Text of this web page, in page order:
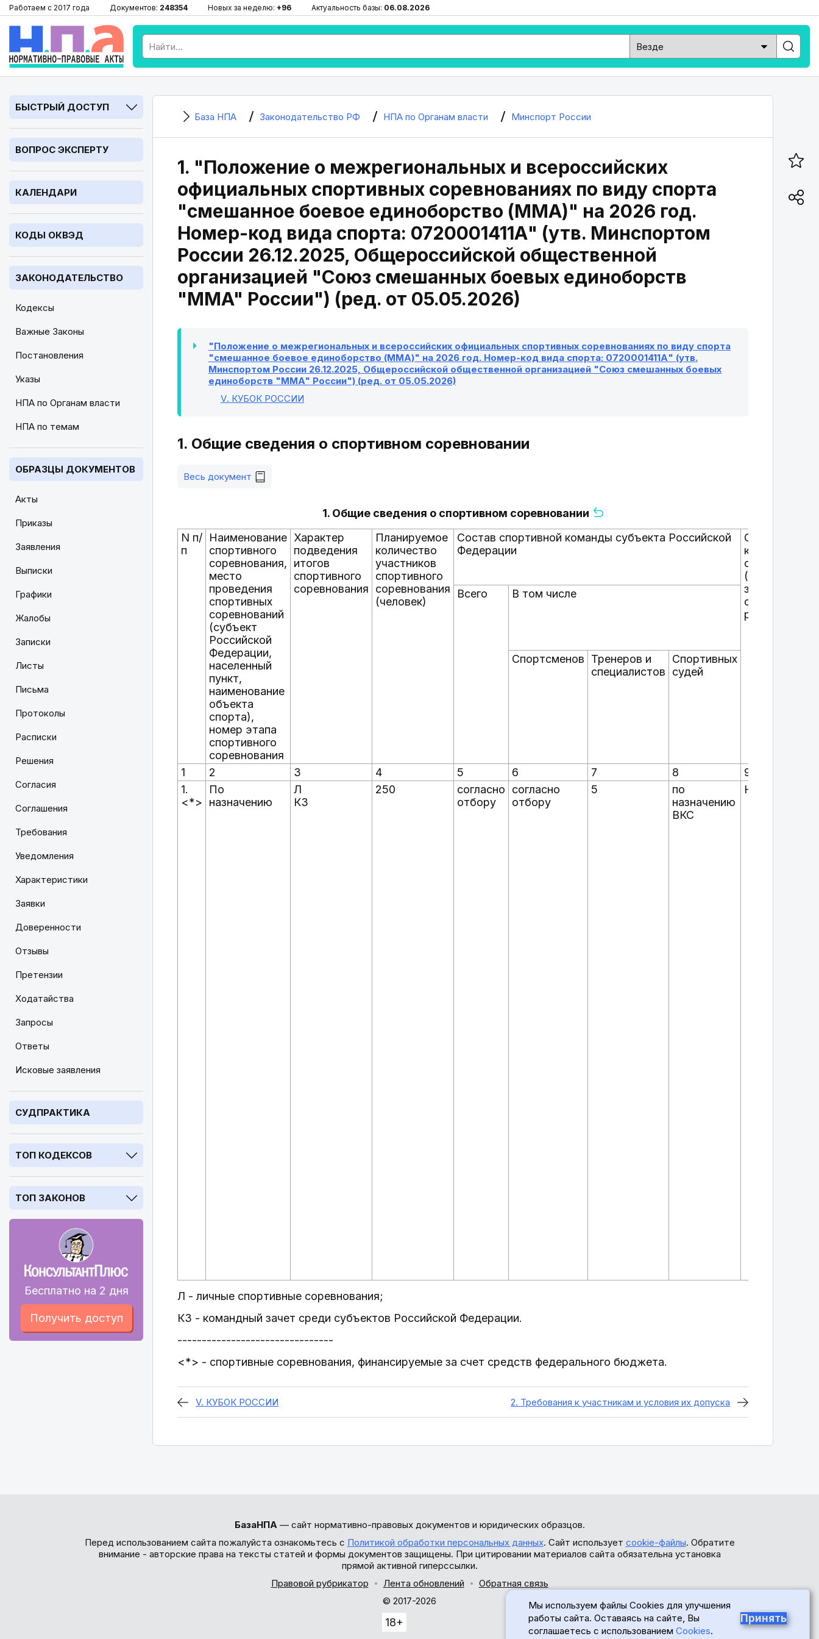
Работаем с 2017 года Документов: 248354 Новых за неделю: +96 Актуальность базы: 06.08.2026
БЫСТРЫЙ ДОСТУП
ВОПРОС ЭКСПЕРТУ
КАЛЕНДАРИ
КОДЫ ОКВЭД
ЗАКОНОДАТЕЛЬСТВО
Кодексы
Важные Законы
Постановления
Указы
НПА по Органам власти
НПА по темам
ОБРАЗЦЫ ДОКУМЕНТОВ
Акты
Приказы
Заявления
Выписки
Графики
Жалобы
Записки
Листы
Письма
Протоколы
Расписки
Решения
Согласия
Соглашения
Требования
Уведомления
Характеристики
Заявки
Доверенности
Отзывы
Претензии
Ходатайства
Запросы
Ответы
Исковые заявления
СУДПРАКТИКА
ТОП КОДЕКСОВ
ТОП ЗАКОНОВ
Бесплатно на 2 дня
Получить доступ
База НПА Законодательство РФ НПА по Органам власти Минспорт России
1. "Положение о межрегиональных и всероссийских
официальных спортивных соревнованиях по виду спорта
"смешанное боевое единоборство (MMA)" на 2026 год.
Номер-код вида спорта: 0720001411А" (утв. Минспортом
России 26.12.2025, Общероссийской общественной
организацией "Союз смешанных боевых единоборств
"MMA" России") (ред. от 05.05.2026)
"Положение о межрегиональных и всероссийских официальных спортивных соревнованиях по виду спорта
"смешанное боевое единоборство (MMA)" на 2026 год. Номер-код вида спорта: 0720001411А" (утв.
Минспортом России 26.12.2025, Общероссийской общественной организацией "Союз смешанных боевых
единоборств "MMA" России") (ред. от 05.05.2026)
V. КУБОК РОССИИ
1. Общие сведения о спортивном соревновании
Весь документ
1. Общие сведения о спортивном соревновании
N п/
п
Наименование
спортивного
соревнования,
место
проведения
спортивных
соревнований
(субъект
Российской
Федерации,
населенный
пункт,
наименование
объекта
спорта),
номер этапа
спортивного
соревнования
Характер
подведения
итогов
спортивного
соревнования
Планируемое
количество
участников
спортивного
соревнования
(человек)
Состав спортивной команды субъекта Российской
Федерации
Спортивная
квалификация
спортсменов
(спортивное
звание,
спортивный
разряд)
Всего В том числе
Спортсменов
Тренеров и
специалистов
Спортивных
судей
1 2 3 4 5 6 7 8
9
1.
<*>
По
назначению
Л
КЗ
250
согласно
отбору
согласно
отбору
5
по
назначению
ВКС
Не ниже I
Л - личные спортивные соревнования;
КЗ - командный зачет среди субъектов Российской Федерации.
--------------------------------
<*> - спортивные соревнования, финансируемые за счет средств федерального бюджета.
V. КУБОК РОССИИ 2. Требования к участникам и условия их допуска
БазаНПА— сайт нормативно-правовых документов и юридических образцов.
Перед использованием сайта пожалуйста ознакомьтесь с Политикой обработки персональных данных. Сайт использует cookie-файлы. Обратите
внимание - авторские права на тексты статей и формы документов защищены. При цитировании материалов сайта обязательна установка
прямой активной гиперссылки.
Правовой рубрикатор
Лента обновлений
Обратная связь
© 2017-2026
18+
Мы используем файлы Cookies для улучшения
работы сайта. Оставаясь на сайте, Вы
соглашаетесь с использованием Cookies.
Принять